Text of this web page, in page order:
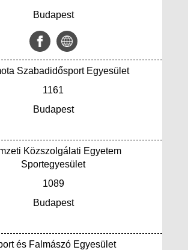
Budapest
Szabadidősport Egyesület
1161
Budapest
Közszolgálati Egyetem
Sportegyesület
1089
Budapest
és Falmászó Egyesület